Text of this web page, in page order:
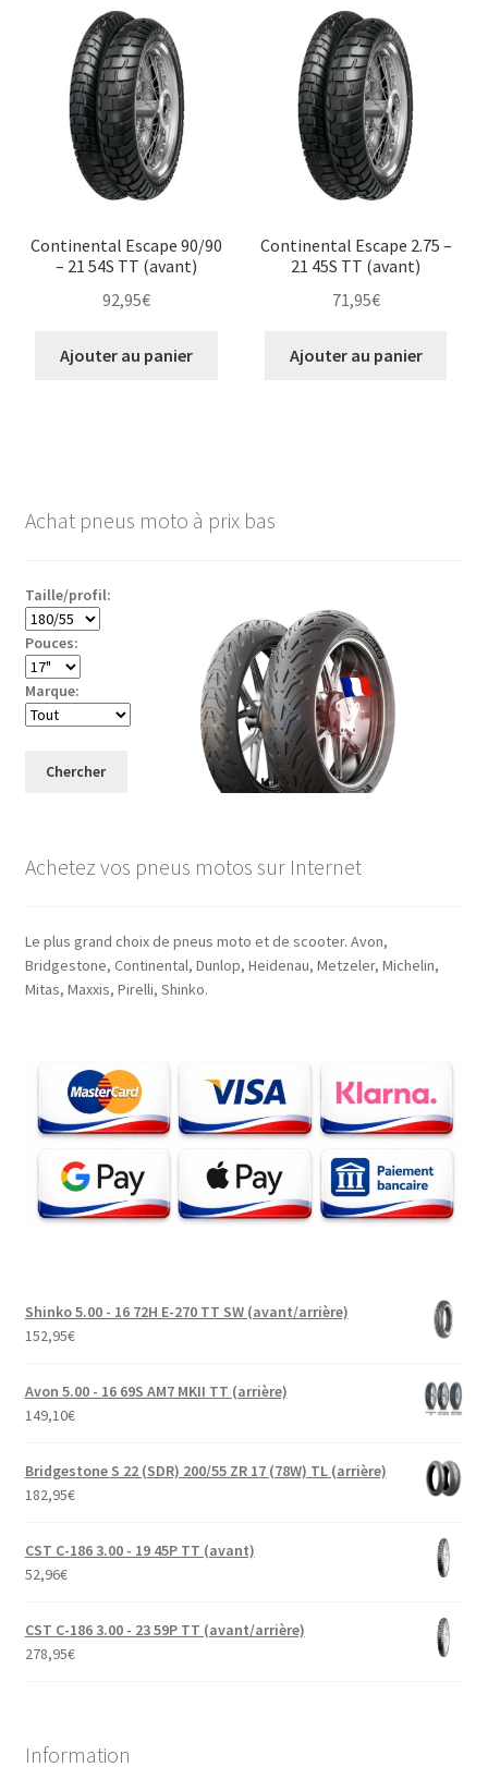
Continental Escape 90/90
– 21 54S TT (avant)
92,95€
Ajouter au panier
Continental Escape 2.75 –
21 45S TT (avant)
71,95€
Ajouter au panier
Achat pneus moto à prix bas
Taille/profil:
Pouces:
Marque:
Chercher
Achetez vos pneus motos sur Internet
Le plus grand choix de pneus moto et de scooter. Avon,
Bridgestone, Continental, Dunlop, Heidenau, Metzeler, Michelin,
Mitas, Maxxis, Pirelli, Shinko.
Shinko 5.00 - 16 72H E-270 TT SW (avant/arrière)
152,95€
Avon 5.00 - 16 69S AM7 MKII TT (arrière)
149,10€
Bridgestone S 22 (SDR) 200/55 ZR 17 (78W) TL (arrière)
182,95€
CST C-186 3.00 - 19 45P TT (avant)
52,96€
CST C-186 3.00 - 23 59P TT (avant/arrière)
278,95€
Information